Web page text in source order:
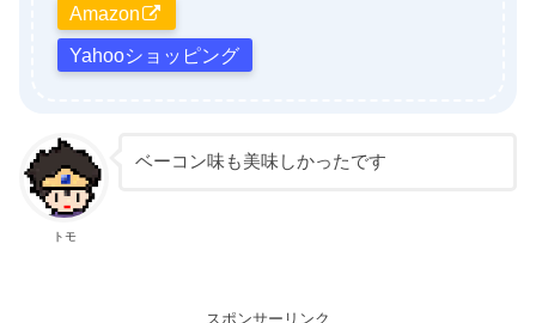
Amazon
Yahooショッピング
トモ
ベーコン味も美味しかったです
スポンサーリンク